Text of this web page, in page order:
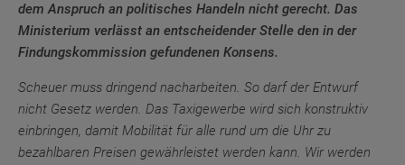
dem Anspruch an politisches Handeln nicht gerecht. Das
Ministerium verlässt an entscheidender Stelle den in der
Findungskommission gefundenen Konsens.
Scheuer muss dringend nacharbeiten. So darf der Entwurf
nicht Gesetz werden. Das Taxigewerbe wird sich konstruktiv
einbringen, damit Mobilität für alle rund um die Uhr zu
bezahlbaren Preisen gewährleistet werden kann. Wir werden